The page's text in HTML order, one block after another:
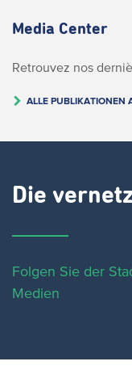
Media Center
Retrouvez nos
ALLE PUBLIKATIONEN
Die
Folgen Sie der
Medien